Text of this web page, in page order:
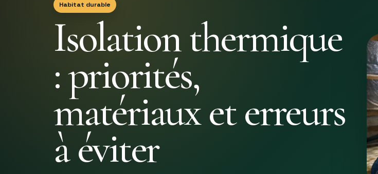
Habitat durable
Isolation thermique
: priorités,
matériaux et erreurs
à éviter